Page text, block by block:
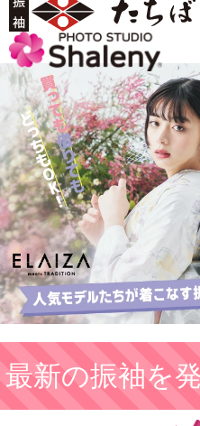
最新の振袖を